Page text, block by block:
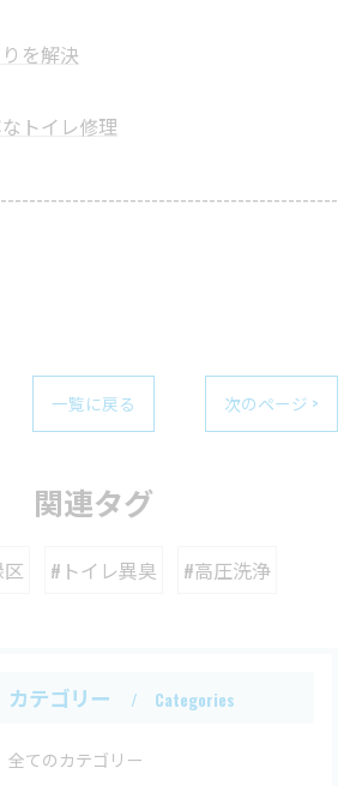
を解決
トイレ修理
一覧に戻る 次のページ >
関連タグ
#トイレ異臭 #高圧洗浄
カテゴリー Categories
全てのカテゴリー